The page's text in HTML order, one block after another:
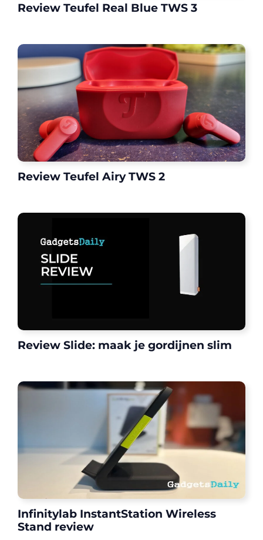
Review Teufel Real Blue TWS 3
Review Teufel Airy TWS 2
Review Slide: maak je gordijnen slim
Infinitylab InstantStation Wireless
Stand review